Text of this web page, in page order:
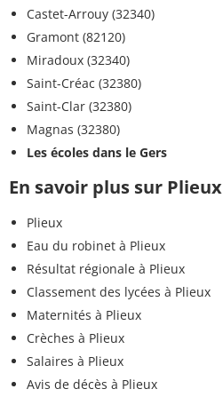
Castet-Arrouy (32340)
Gramont (82120)
Miradoux (32340)
Saint-Créac (32380)
Saint-Clar (32380)
Magnas (32380)
Les écoles dans le Gers
En savoir plus sur Plieux
Plieux
Eau du robinet à Plieux
Résultat régionale à Plieux
Classement des lycées à Plieux
Maternités à Plieux
Crèches à Plieux
Salaires à Plieux
Avis de décès à Plieux